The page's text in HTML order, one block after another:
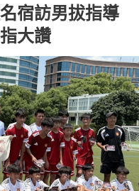
宿訪男拔指導
大讚